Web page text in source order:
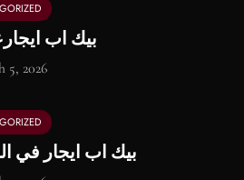
بيك اب
5, 2026
بيك اب ايجار في